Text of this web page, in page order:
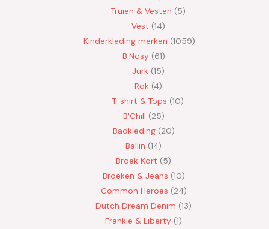
Truien & Vesten 5
Vest 14
Kinderkleding merken 1059
B.Nosy 61
Jurk 15
Rok 4
T-shirt & Tops 10
B'Chill 25
Badkleding 20
Ballin 14
Broek Kort 5
Broeken & Jeans 10
Common Heroes 24
Dutch Dream Denim 13
Frankie & Liberty 1